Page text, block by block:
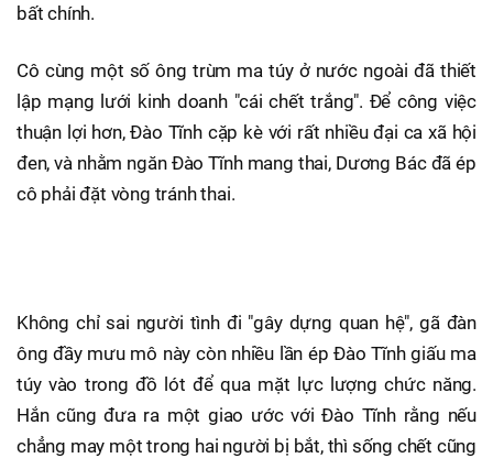
bất chính.
Cô cùng một số ông trùm ma túy ở nước ngoài đã thiết
lập mạng lưới kinh doanh "cái chết trắng". Để công việc
thuận lợi hơn, Đào Tĩnh cặp kè với rất nhiều đại ca xã hội
đen, và nhằm ngăn Đào Tĩnh mang thai, Dương Bác đã ép
cô phải đặt vòng tránh thai.
Không chỉ sai người tình đi "gây dựng quan hệ", gã đàn
ông đầy mưu mô này còn nhiều lần ép Đào Tĩnh giấu ma
túy vào trong đồ lót để qua mặt lực lượng chức năng.
Hắn cũng đưa ra một giao ước với Đào Tĩnh rằng nếu
chẳng may một trong hai người bị bắt, thì sống chết cũng